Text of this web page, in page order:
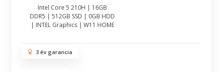
Intel Core 5 210H | 16GB
DDR5 | 512GB SSD | 0GB HDD
| INTEL Graphics | W11 HOME
3 év garancia